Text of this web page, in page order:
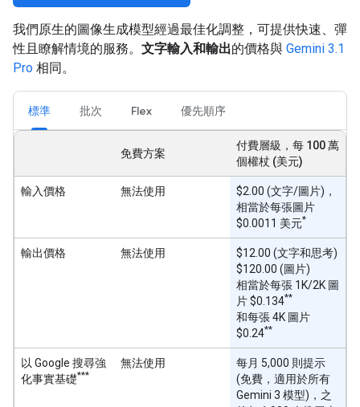
我們原生的圖像生成模型經過最佳化調整，可提供快速、彈
性且瞭解情境的服務。 文字輸入和輸出的價格與 Gemini 3.1
Pro 相同。
標準 批次 Flex 優先順序
免費方案
付費層級，每 100 萬
個權杖 (美元)
輸入價格 無法使用
$2.00 (文字/圖片)，
相當於每張圖片
$0.0011 美元*
輸出價格 無法使用
$12.00 (文字和思考)
$120.00 (圖片)
相當於每張 1K/2K 圖
片 $0.134**
和每張 4K 圖片
$0.24**
以 Google 搜尋強
化事實基礎***
無法使用
每月 5,000 則提示
(免費，適用於所有
Gemini 3 模型)，之